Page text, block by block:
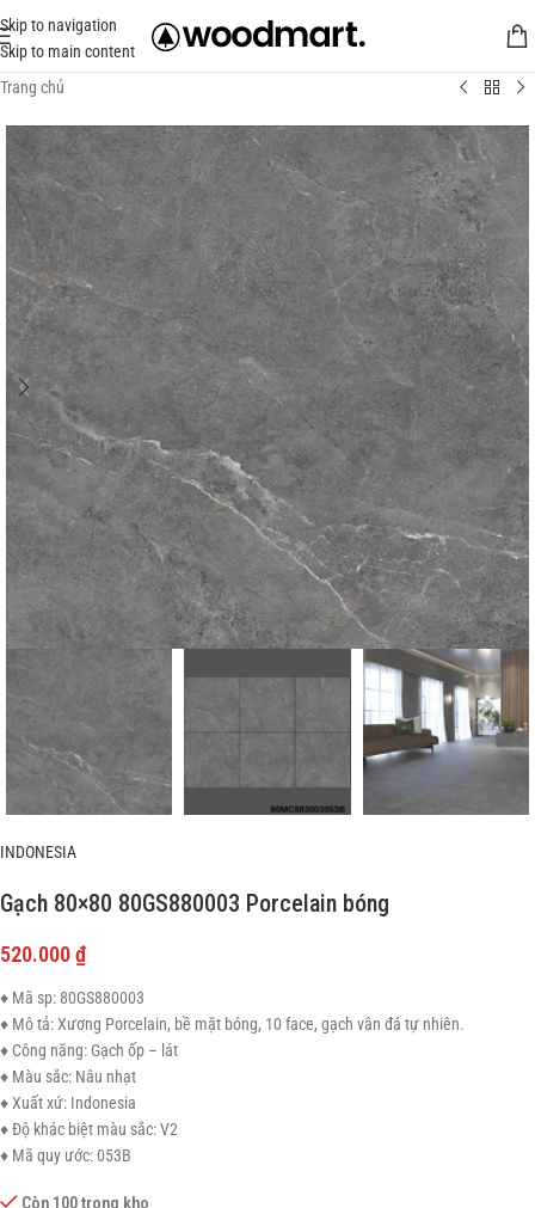
Skip to navigation
Skip to main content
Trang chủ
INDONESIA
Gạch 80×80 80GS880003 Porcelain bóng
520.000₫
♦ Mã sp: 80GS880003
♦ Mô tả: Xương Porcelain, bề mặt bóng, 10 face, gạch vân đá tự nhiên.
♦ Công năng: Gạch ốp – lát
♦ Màu sắc: Nâu nhạt
♦ Xuất xứ: Indonesia
♦ Độ khác biệt màu sắc: V2
♦ Mã quy ước: 053B
Còn 100 trong kho